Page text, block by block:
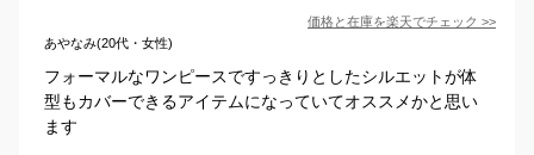
価格と在庫を楽天でチェック >>
あやなみ(20代・女性)
フォーマルなワンピースですっきりとしたシルエットが体
型もカバーできるアイテムになっていてオススメかと思い
ます